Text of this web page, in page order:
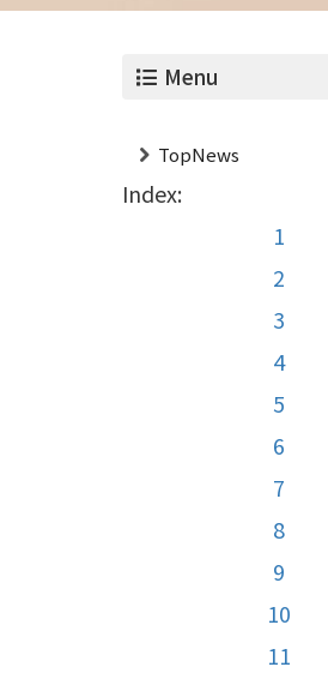
Menu
TopNews
Index:
1
2
3
4
5
6
7
8
9
10
11